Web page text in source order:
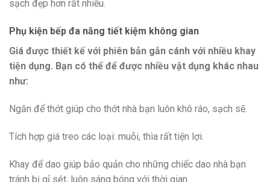
sạch đẹp hơn rất nhiều.
Phụ kiện bếp đa năng tiết kiệm không gian
Giá được thiết kế với phiên bản gắn cánh với nhiều khay
tiện dụng. Bạn có thể để được nhiều vật dụng khác nhau
như:
Ngăn để thớt giúp cho thớt nhà bạn luôn khô ráo, sạch sẽ.
Tích hợp giá treo các loại: muỗi, thìa rất tiện lợi.
Khay để dao giúp bảo quản cho những chiếc dao nhà bạn
tránh bị gỉ sét, luôn sáng bóng với thời gian.